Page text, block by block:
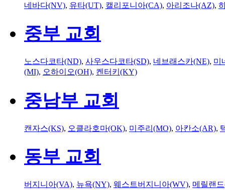
네바다(NV), 유타(UT), 캘리포니아(CA), 아리조나(AZ),
중부 교회
노스다코타(ND), 사우스다코타(SD), 네브래스카(NE), 미
(MI), 오하이오(OH), 켄터키(KY)
중남부 교회
캔자스(KS), 오클라호마(OK), 미주리(MO), 아칸소(AR),
동부 교회
버지니아(VA), 뉴욕(NY), 웨스트버지니아(WV), 메릴랜